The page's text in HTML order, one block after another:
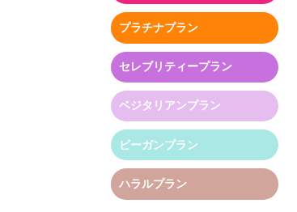
プラチナプラン
セレブリティープラン
ベジタリアンプラン
ビーガンプラン
ハラルプラン